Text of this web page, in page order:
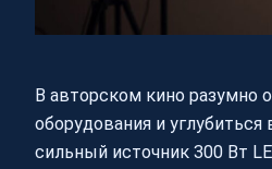
В авторском кино разумно
оборудования и
сильный источник 300 Вт